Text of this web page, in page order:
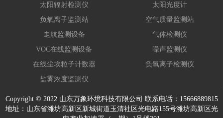
太阳辐射检测仪
太阳光度计
负氧离子监测站
空气质量监测站
走航监测设备
气体检测仪
VOC在线监测设备
噪声监测仪
在线尘埃粒子计数器
负氧离子检测仪
盐雾浓度监测仪
Copyright © 2022 山东万象环境科技有限公司 联系电话：15666889815
地址：山东省潍坊高新区新城街道玉清社区光电路155号潍坊高新区光